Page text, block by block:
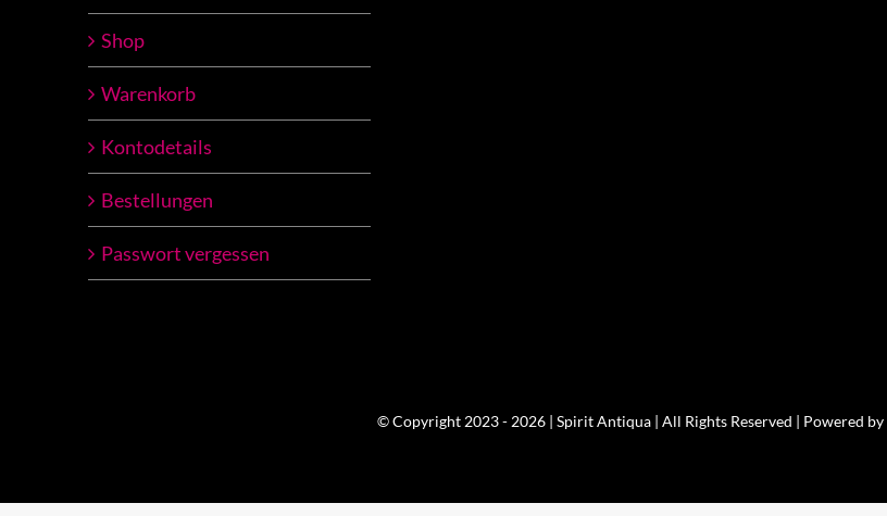
Shop
Warenkorb
Kontodetails
Bestellungen
Passwort vergessen
© Copyright 2023 - 2026 | Spirit Antiqua | All Rights Reserved | Powered by